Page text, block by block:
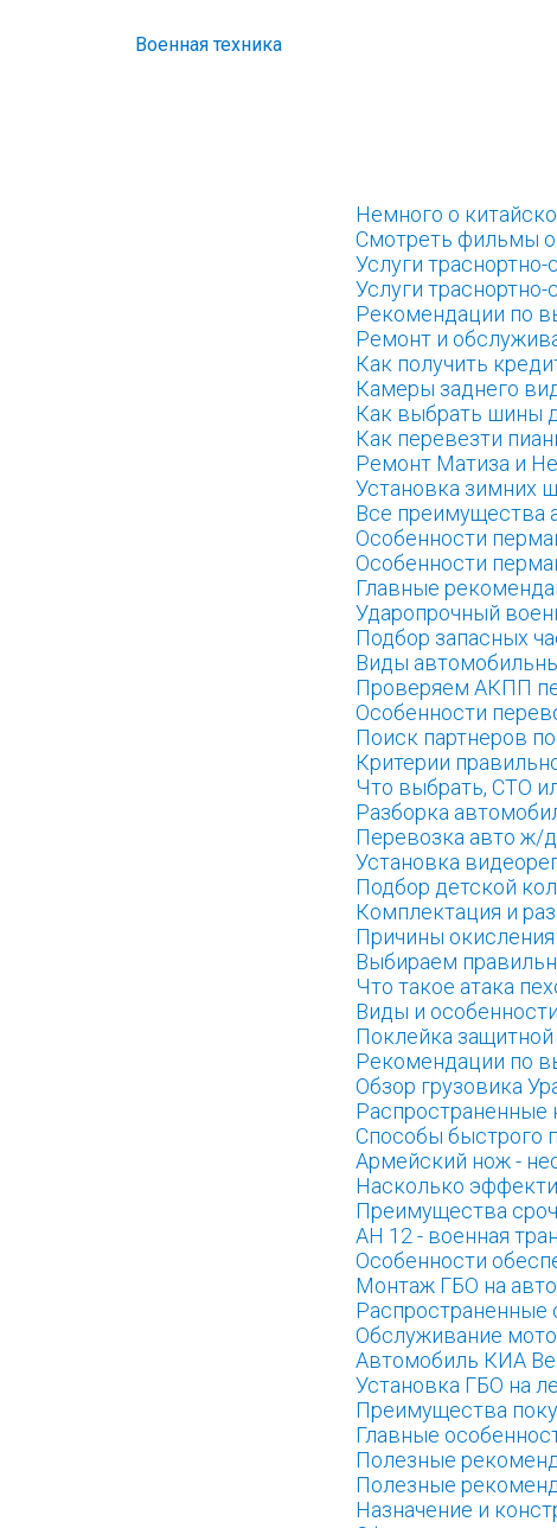
Военная техника
Немного о
Смотреть фильмы
Услуги
Услуги
Рекомендации по
Ремонт и
Как получить
Камеры заднего
Как выбрать шины
Как перевезти
Ремонт Матиза и
Установка зимних
Все преимущества
Особенности
Особенности
Главные
Ударопрочный
Подбор запасных
Виды
Проверяем АКПП
Особенности
Поиск партнеров
Критерии
Что выбрать, СТО
Разборка
Перевозка авто ж/
Установка
Подбор детской
Комплектация и
Причины
Выбираем
Что такое атака
Виды и
Поклейка защитной
Рекомендации по
Обзор грузовика
Распространенные
Способы быстрого
Армейский нож -
Насколько
Преимущества
АН 12 - военная
Особенности
Монтаж ГБО на
Распространенные
Обслуживание
Автомобиль КИА
Установка ГБО на
Преимущества
Главные
Полезные
Полезные
Назначение и